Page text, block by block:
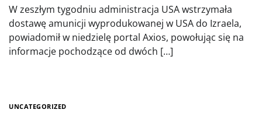
W zeszłym tygodniu administracja USA wstrzymała
dostawę amunicji wyprodukowanej w USA do Izraela,
powiadomił w niedzielę portal Axios, powołując się na
informacje pochodzące od dwóch […]
UNCATEGORIZED